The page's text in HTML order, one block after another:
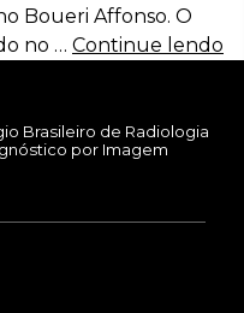
Boueri Affonso. O
no … Continue lendo
Brasileiro de Radiologia
por Imagem